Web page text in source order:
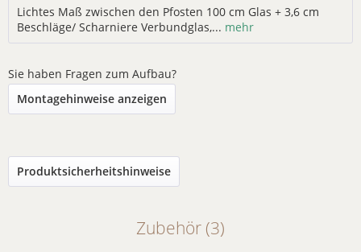
Lichtes Maß zwischen den Pfosten 100 cm Glas + 3,6 cm
Beschläge/ Scharniere Verbundglas,... mehr
Sie haben Fragen zum Aufbau?
Montagehinweise anzeigen
Produktsicherheitshinweise
Zubehör (3)